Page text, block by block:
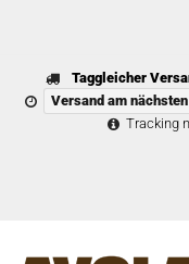
Taggleicher
Versand am
Tracking